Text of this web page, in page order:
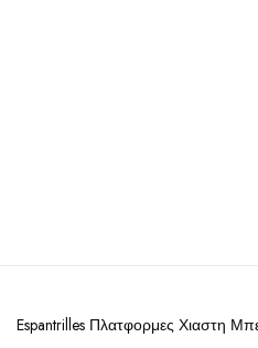
Espantrilles Πλατφορμες Χιαστη